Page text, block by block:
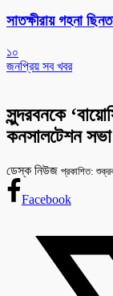
সাতক্ষীরায় গহনা
১০
জনপ্রিয় সব খবর
সুন্দরবনকে
কনসালটেশন সভা
ডেস্ক নিউজ প্রকাশিত:
Facebook